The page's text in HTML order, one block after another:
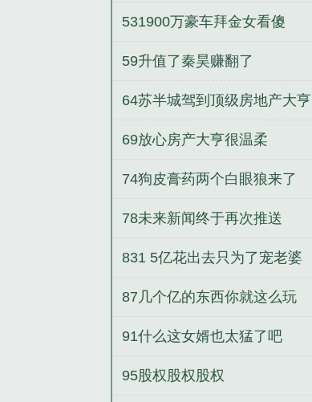
秦昊复合
531900万豪车拜金女看傻
59升值了秦昊赚翻了
64苏半城驾到顶级房地产大亨
69放心房产大亨很温柔
74狗皮膏药两个白眼狼来了
78未来新闻终于再次推送
831 5亿花出去只为了宠老婆
87几个亿的东西你就这么玩
91什么这女婿也太猛了吧
95股权股权股权